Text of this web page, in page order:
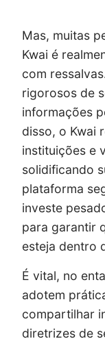
Mas, muitas
Kwai é
com
rigorosos de
informações
disso, o Kwai
instituições e
solidificando
plataforma
investe
para garantir
esteja dentro
É vital, no
adotem
compartilhar
diretrizes de